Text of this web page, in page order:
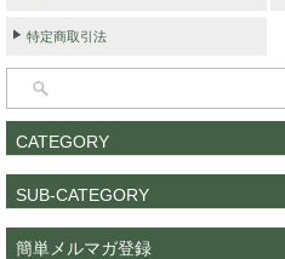
特定商取引法
CATEGORY
SUB-CATEGORY
簡単メルマガ登録